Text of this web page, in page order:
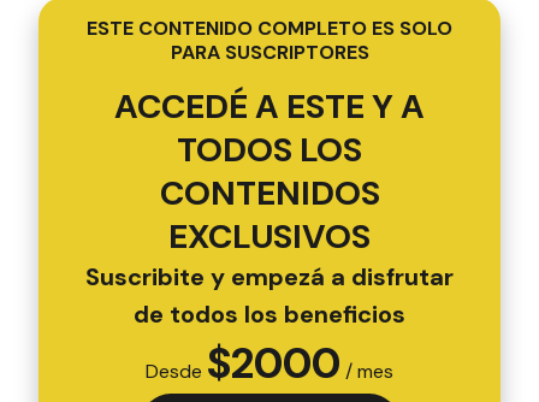
ESTE CONTENIDO COMPLETO ES SOLO
PARA SUSCRIPTORES
ACCEDÉ A ESTE Y A
TODOS LOS
CONTENIDOS
EXCLUSIVOS
Suscribite y empezá a disfrutar
de todos los beneficios
Desde $2000 / mes